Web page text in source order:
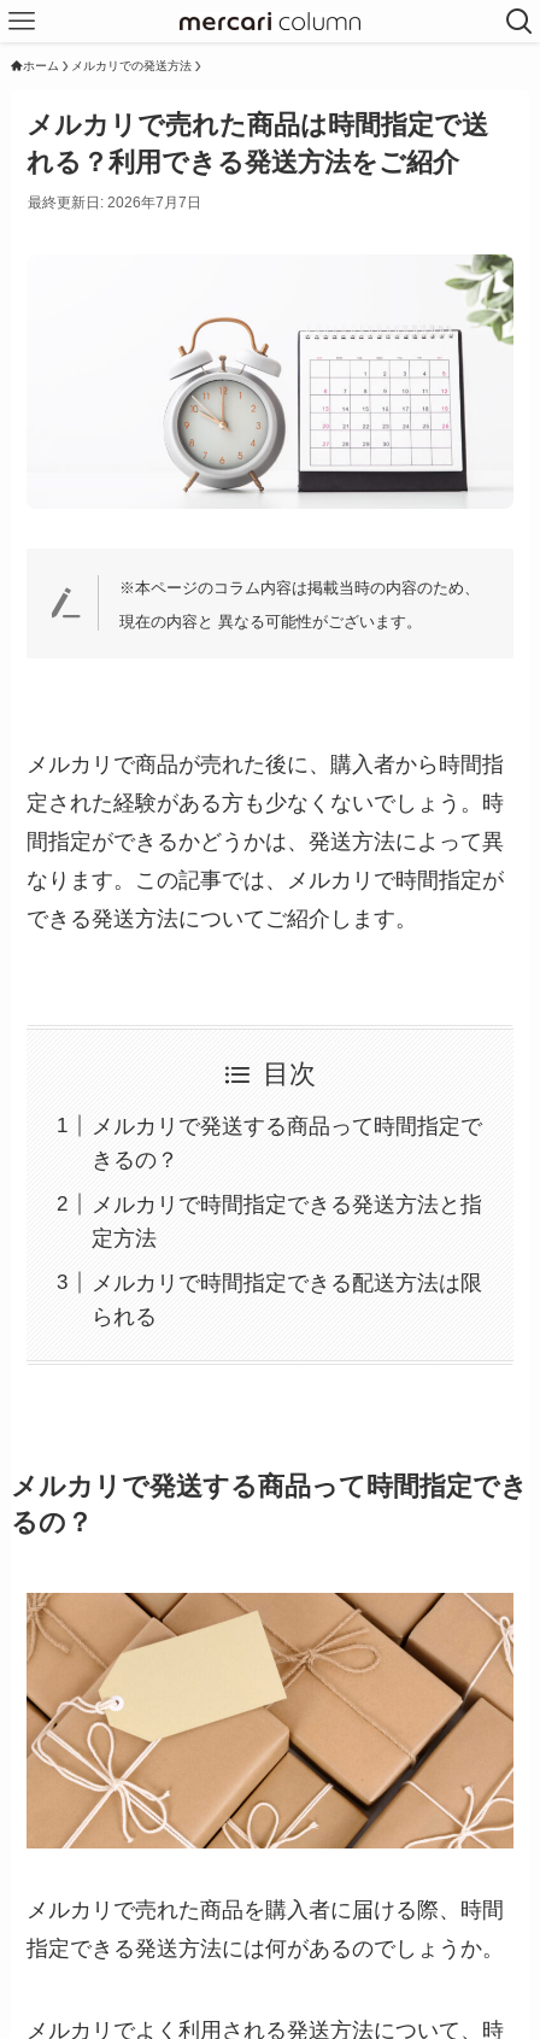
ホーム メルカリでの発送方法
メルカリで売れた商品は時間指定で送
れる？利用できる発送方法をご紹介
最終更新日: 2026年7月7日
※本ページのコラム内容は掲載当時の内容のため、
現在の内容と 異なる可能性がございます。
メルカリで商品が売れた後に、購入者から時間指
定された経験がある方も少なくないでしょう。時
間指定ができるかどうかは、発送方法によって異
なります。この記事では、メルカリで時間指定が
できる発送方法についてご紹介します。
目次
メルカリで発送する商品って時間指定で
きるの？
メルカリで時間指定できる発送方法と指
定方法
メルカリで時間指定できる配送方法は限
られる
メルカリで発送する商品って時間指定でき
るの？
メルカリで売れた商品を購入者に届ける際、時間
指定できる発送方法には何があるのでしょうか。
メルカリでよく利用される発送方法について、時